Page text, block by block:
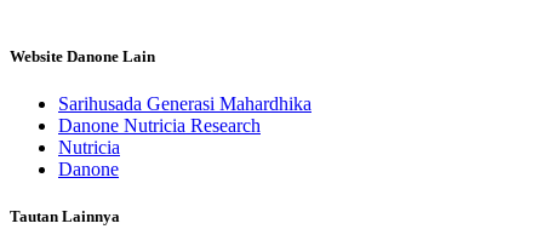
Website Danone Lain
Sarihusada Generasi Mahardhika
Danone Nutricia Research
Nutricia
Danone
Tautan Lainnya